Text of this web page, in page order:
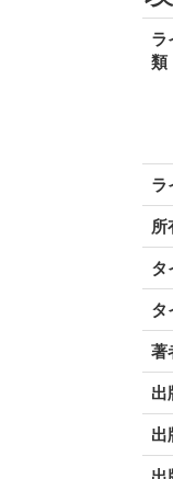
ラ
類
ラ
所
タ
タ
著
出
出